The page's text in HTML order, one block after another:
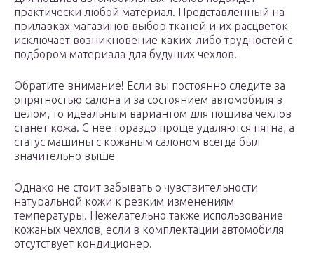
практически любой материал. Представленный на
прилавках магазинов выбор тканей и их расцветок
исключает возникновение каких-либо трудностей с
подбором материала для будущих чехлов.
Обратите внимание! Если вы постоянно следите за
опрятностью салона и за состоянием автомобиля в
целом, то идеальным вариантом для пошива чехлов
станет кожа. С нее гораздо проще удаляются пятна, а
статус машины с кожаным салоном всегда был
значительно выше
Однако не стоит забывать о чувствительности
натуральной кожи к резким изменениям
температуры. Нежелательно также использование
кожаных чехлов, если в комплектации автомобиля
отсутствует кондиционер.